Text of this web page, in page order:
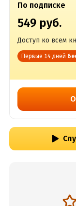
По подписке
549 руб.
Доступ ко всем
Первые 14 дней